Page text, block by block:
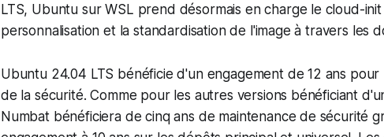
LTS, Ubuntu sur WSL prend désormais en charge le cloud-
personnalisation et la standardisation de l'image à travers les
Ubuntu 24.04 LTS bénéficie d'un engagement de 12 ans
de la sécurité. Comme pour les autres versions bénéficiant
Numbat bénéficiera de cinq ans de maintenance de sécurité